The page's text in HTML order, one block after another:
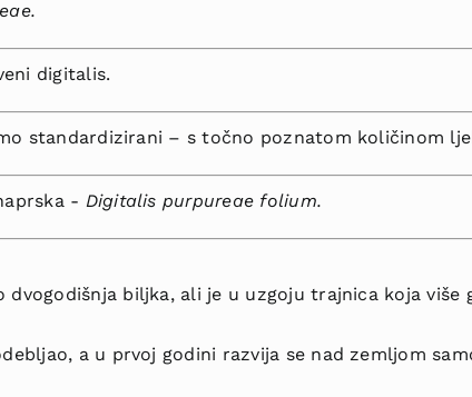
digitalis.
standar­dizirani – s točno poznatom količinom
­- Digitalis purpureae folium.
dvogodišnja biljka, ali je u uzgoju trajnica koja više
a u prvoj godini razvija se nad zemljom